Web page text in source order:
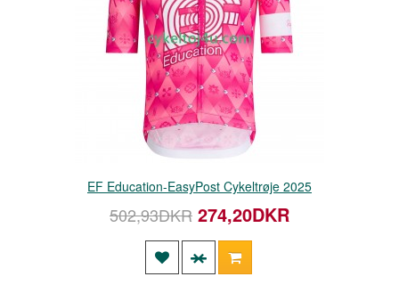
EF Education-EasyPost Cykeltrøje 2025
502,93DKR 274,20DKR